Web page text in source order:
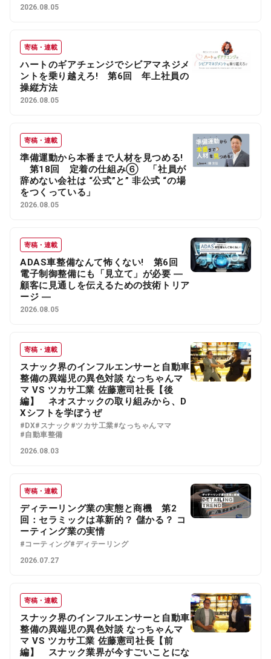
2026.08.05
寄稿・連載
ハートのギアチェンジでシビアマネジメ
ントを乗り越えろ! 第6回 年上社員の
操縦方法
2026.08.05
寄稿・連載
準備運動から本番まで人材を見つめる!
第18回 定着の仕組み⑥ 「社員が
辞めない会社は “公式”と” 非公式 “の場
をつくっている」
2026.08.05
寄稿・連載
ADAS車整備なんて怖くない! 第6回
電子制御整備にも「見立て」が必要 ―
顧客に見通しを伝えるための技術トリア
ージ ―
2026.08.05
寄稿・連載
スナック界のインフルエンサーと自動車
整備の異端児の異色対談 なっちゃんマ
マ VS ツカサ工業 佐藤憲司社長【後
編】 ネオスナックの取り組みから、D
Xシフトを学ぼうぜ
#DX#スナック #ツカサ工業#なっちゃんママ
#自動車整備
2026.08.03
寄稿・連載
ディテーリング業の実態と商機 第2
回：セラミックは革新的？ 儲かる？ コ
ーティング業の実情
#コーティング#ディテーリング
2026.07.27
寄稿・連載
スナック界のインフルエンサーと自動車
整備の異端児の異色対談 なっちゃんマ
マ VS ツカサ工業 佐藤憲司社長【前
編】 スナック業界が今すごいことにな